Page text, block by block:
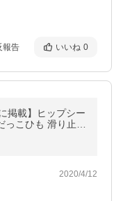
報告 いいね 0
掲載】ヒップシー
っこひも 滑り止め
プレジュール バ
2020/4/12